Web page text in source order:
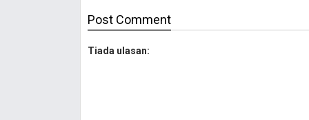
Post Comment
Tiada ulasan: